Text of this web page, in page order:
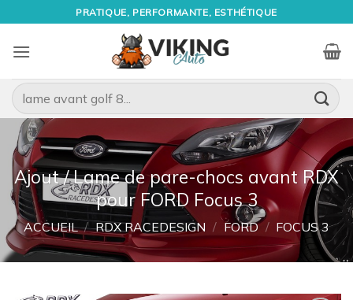
au
contenu
PRATIQUE, PERFORMANTE, ESTHÉTIQUE
Recherche
pour :
Ajout / Lame de pare-chocs avant RDX
pour FORD Focus 3
ACCUEIL / RDX RACEDESIGN / FORD / FOCUS 3